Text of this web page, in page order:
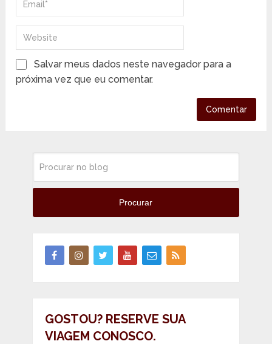
Salvar meus dados neste navegador para a
próxima vez que eu comentar.
Procurar
GOSTOU? RESERVE SUA
VIAGEM CONOSCO.